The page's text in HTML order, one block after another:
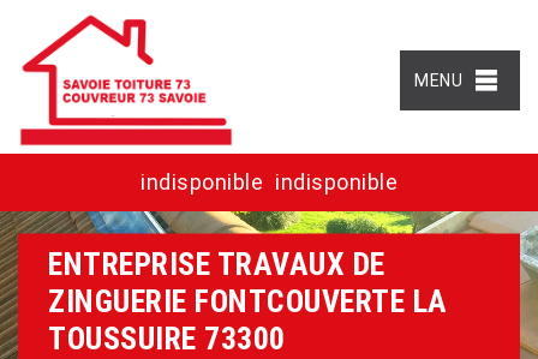
MENU
indisponible indisponible
ENTREPRISE TRAVAUX DE
ZINGUERIE FONTCOUVERTE LA
TOUSSUIRE 73300